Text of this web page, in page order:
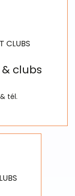
CLUBS
clubs
tél.